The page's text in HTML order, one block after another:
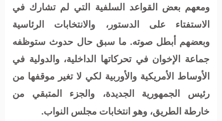
ومعهم بعض القواعد السلفية التي لم تشارك في
الاستفتاء على الدستور، والانتخابات الرئاسية
وبعضهم أبطل صوته. ما سبق حال حدوث ستوظفه
جماعة الإخوان في تحركاتها الداخلية، والدولية في
الأوساط الأمريكية والأوربية لكي لا تغير موقفها من
رئيس الجمهورية الجديدة، والجزء المتبقي من
خارطة الطريق، وهو انتخابات مجلس النواب.